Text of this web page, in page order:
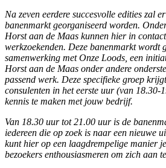
Na zeven eerdere succesvolle edities zal
banenmarkt georganiseerd worden.
Horst aan de Maas kunnen hier in
werkzoekenden. Deze banenmarkt wordt
samenwerking met Onze Loods, een
Horst aan de Maas onder andere
passend werk. Deze specifieke groep
consulenten in het eerste uur (van 18.30-
kennis te maken met jouw bedrijf.
Van 18.30 uur tot 21.00 uur is de
iedereen die op zoek is naar een nieuwe
kunt hier op een laagdrempelige manier
bezoekers enthousiasmeren om zich aan